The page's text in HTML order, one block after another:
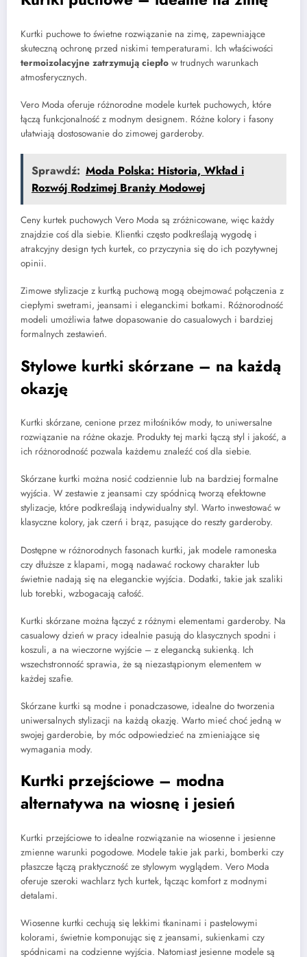
Kurtki puchowe to świetne rozwiązanie na zimę, zapewniające
skuteczną ochronę przed niskimi temperaturami. Ich właściwości
termoizolacyjne zatrzymują ciepło w trudnych warunkach
atmosferycznych.
Vero Moda oferuje różnorodne modele kurtek puchowych, które
łączą funkcjonalność z modnym designem. Różne kolory i fasony
ułatwiają dostosowanie do zimowej garderoby.
Sprawdź: Moda Polska: Historia, Wkład i
Rozwój Rodzimej Branży Modowej
Ceny kurtek puchowych Vero Moda są zróżnicowane, więc każdy
znajdzie coś dla siebie. Klientki często podkreślają wygodę i
atrakcyjny design tych kurtek, co przyczynia się do ich pozytywnej
opinii.
Zimowe stylizacje z kurtką puchową mogą obejmować połączenia z
ciepłymi swetrami, jeansami i eleganckimi botkami. Różnorodność
modeli umożliwia łatwe dopasowanie do casualowych i bardziej
formalnych zestawień.
Stylowe kurtki skórzane – na każdą
okazję
Kurtki skórzane, cenione przez miłośników mody, to uniwersalne
rozwiązanie na różne okazje. Produkty tej marki łączą styl i jakość, a
ich różnorodność pozwala każdemu znaleźć coś dla siebie.
Skórzane kurtki można nosić codziennie lub na bardziej formalne
wyjścia. W zestawie z jeansami czy spódnicą tworzą efektowne
stylizacje, które podkreślają indywidualny styl. Warto inwestować w
klasyczne kolory, jak czerń i brąz, pasujące do reszty garderoby.
Dostępne w różnorodnych fasonach kurtki, jak modele ramoneska
czy dłuższe z klapami, mogą nadawać rockowy charakter lub
świetnie nadają się na eleganckie wyjścia. Dodatki, takie jak szaliki
lub torebki, wzbogacają całość.
Kurtki skórzane można łączyć z różnymi elementami garderoby. Na
casualowy dzień w pracy idealnie pasują do klasycznych spodni i
koszuli, a na wieczorne wyjście – z elegancką sukienką. Ich
wszechstronność sprawia, że są niezastąpionym elementem w
każdej szafie.
Skórzane kurtki są modne i ponadczasowe, idealne do tworzenia
uniwersalnych stylizacji na każdą okazję. Warto mieć choć jedną w
swojej garderobie, by móc odpowiedzieć na zmieniające się
wymagania mody.
Kurtki przejściowe – modna
alternatywa na wiosnę i jesień
Kurtki przejściowe to idealne rozwiązanie na wiosenne i jesienne
zmienne warunki pogodowe. Modele takie jak parki, bomberki czy
płaszcze łączą praktyczność ze stylowym wyglądem. Vero Moda
oferuje szeroki wachlarz tych kurtek, łącząc komfort z modnymi
detalami.
Wiosenne kurtki cechują się lekkimi tkaninami i pastelowymi
kolorami, świetnie komponując się z jeansami, sukienkami czy
spódnicami na codzienne wyjścia. Natomiast jesienne modele są